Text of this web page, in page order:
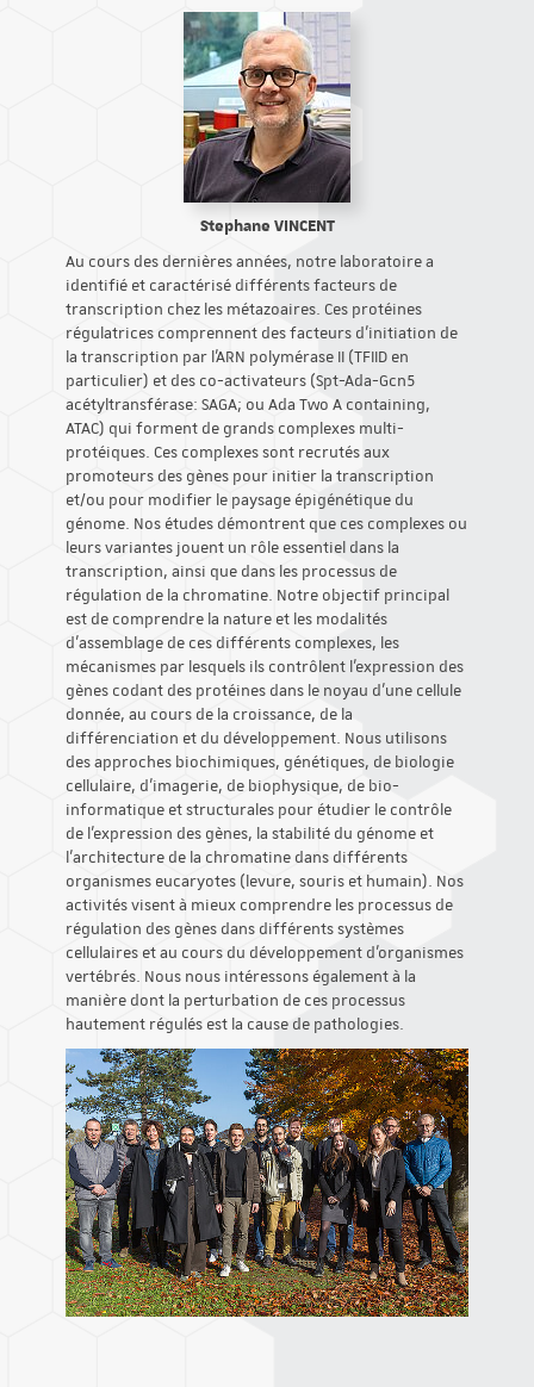
Stephane VINCENT
Au cours des dernières années, notre laboratoire a
identifié et caractérisé différents facteurs de
transcription chez les métazoaires. Ces protéines
régulatrices comprennent des facteurs d'initiation de
la transcription par l'ARN polymérase II (TFIID en
particulier) et des co-activateurs (Spt-Ada-Gcn5
acétyltransférase: SAGA; ou Ada Two A containing,
ATAC) qui forment de grands complexes multi-
protéiques. Ces complexes sont recrutés aux
promoteurs des gènes pour initier la transcription
et/ou pour modifier le paysage épigénétique du
génome. Nos études démontrent que ces complexes ou
leurs variantes jouent un rôle essentiel dans la
transcription, ainsi que dans les processus de
régulation de la chromatine. Notre objectif principal
est de comprendre la nature et les modalités
d'assemblage de ces différents complexes, les
mécanismes par lesquels ils contrôlent l’expression des
gènes codant des protéines dans le noyau d'une cellule
donnée, au cours de la croissance, de la
différenciation et du développement. Nous utilisons
des approches biochimiques, génétiques, de biologie
cellulaire, d’imagerie, de biophysique, de bio-
informatique et structurales pour étudier le contrôle
de l'expression des gènes, la stabilité du génome et
l'architecture de la chromatine dans différents
organismes eucaryotes (levure, souris et humain). Nos
activités visent à mieux comprendre les processus de
régulation des gènes dans différents systèmes
cellulaires et au cours du développement d'organismes
vertébrés. Nous nous intéressons également à la
manière dont la perturbation de ces processus
hautement régulés est la cause de pathologies.